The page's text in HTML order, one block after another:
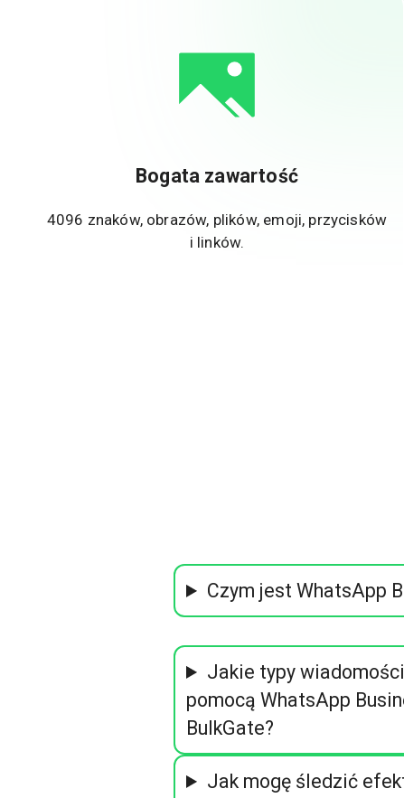
Bogata zawartość
4096 znaków, obrazów, plików, emoji, przycisków
i linków.
Czym jest WhatsApp
Jakie typy
pomocą WhatsApp
BulkGate?
Jak mogę śledzić